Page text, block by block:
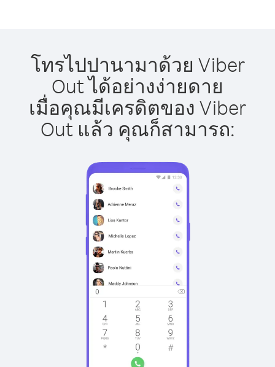
โทรไปปานามาด้วย Viber
Out ได้อย่างง่ายดาย
เมื่อคุณมีเครดิตของ Viber
Out แล้ว คุณก็สามารถ: